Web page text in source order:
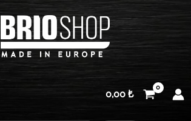
0,00 ₺
Brio
Gözlük
İş
Güvenlik
İçin
Siyah
Siyah
adet